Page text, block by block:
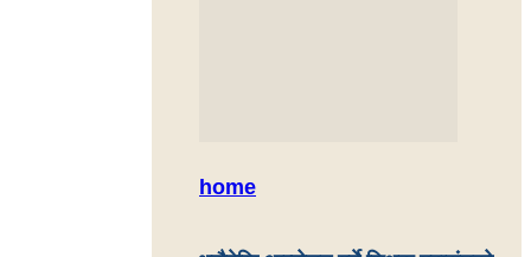
home